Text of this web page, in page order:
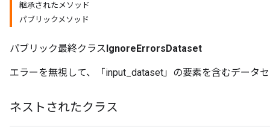
継承されたメソッド
パブリックメソッド
パブリック最終クラスIgnoreErrorsDataset
エラーを無視して、「input_dataset」の要素を含むデータ
ネストされたクラス